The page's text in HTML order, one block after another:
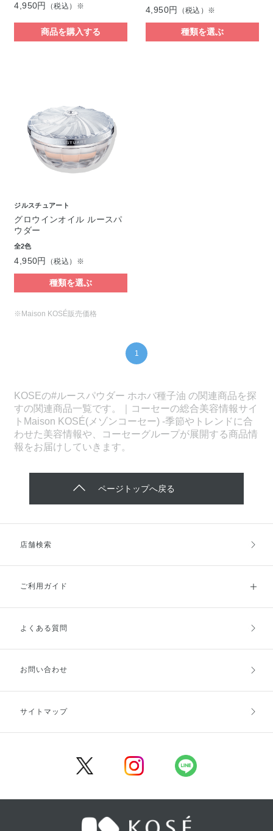
4,950円
（税込）※
商品を購入する
4,950円 （税込）※
種類を選ぶ
ジルスチュアート
グロウインオイル ルースパ
ウダー
全2色
4,950円 （税込）※
種類を選ぶ
※Maison KOSÉ販売価格
1
KOSEの#ルースパウダー ホホバ種子油 の関連商品を探
すの関連商品一覧です。｜コーセーの総合美容情報サイ
トMaison KOSÉ(メゾンコーセー) -季節やトレンドに合
わせた美容情報や、コーセーグループが展開する商品情
報をお届けしていきます。
ページトップへ戻る
店舗検索
ご利用ガイド
ご利用ガイドトップ
お支払方法
キャンセル・返品・交換
よくある質問
お問い合わせ
サイトマップ